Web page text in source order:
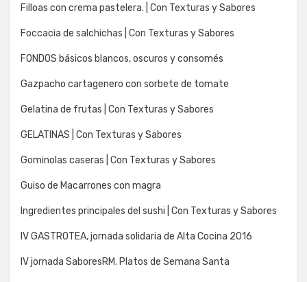
Filloas con crema pastelera. | Con Texturas y Sabores
Foccacia de salchichas | Con Texturas y Sabores
FONDOS básicos blancos, oscuros y consomés
Gazpacho cartagenero con sorbete de tomate
Gelatina de frutas | Con Texturas y Sabores
GELATINAS | Con Texturas y Sabores
Gominolas caseras | Con Texturas y Sabores
Guiso de Macarrones con magra
Ingredientes principales del sushi | Con Texturas y Sabores
IV GASTROTEA, jornada solidaria de Alta Cocina 2016
IV jornada SaboresRM. Platos de Semana Santa